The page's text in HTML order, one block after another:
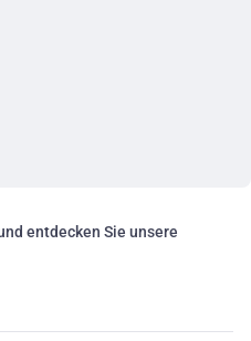
entdecken Sie unsere